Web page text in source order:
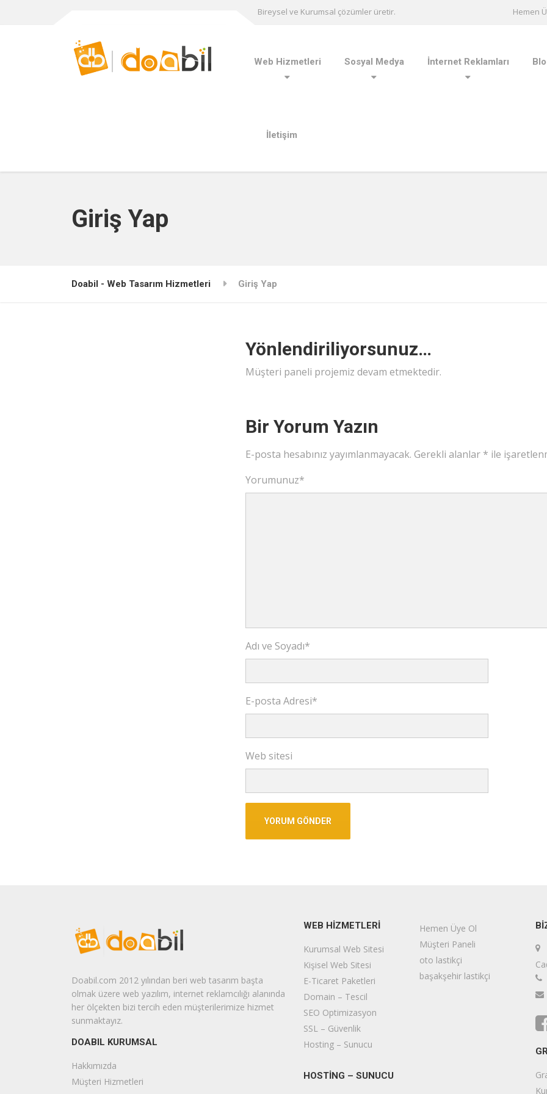
Bireysel ve Kurumsal çözümler üretir. Hemen
Web Hizmetleri Sosyal Medya İnternet Reklamları
İletişim
Giriş Yap
Doabil - Web Tasarım Hizmetleri Giriş Yap
Yönlendiriliyorsunuz…
Müşteri paneli projemiz devam etmektedir.
Bir Yorum Yazın
E-posta hesabınız yayımlanmayacak. Gerekli alanlar * ile
Yorumunuz*
Adı ve Soyadı*
E-posta Adresi*
Web sitesi
Doabil.com 2012 yılından beri web tasarım başta
olmak üzere web yazılım, internet reklamcılığı alanında
her ölçekten bizi tercih eden müşterilerimize hizmet
sunmaktayız.
DOABIL KURUMSAL
Hakkımızda
Müşteri Hizmetleri
WEB HIZMETLERI
Kurumsal Web Sitesi
Kişisel Web Sitesi
E-Ticaret Paketleri
Domain – Tescil
SEO Optimizasyon
SSL – Güvenlik
Hosting – Sunucu
HOSTİNG – SUNUCU
Hemen Üye Ol
Müşteri Paneli
oto lastikçi
başakşehir lastikçi